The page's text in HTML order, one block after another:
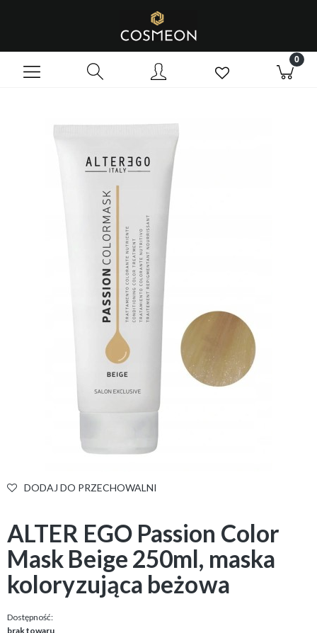
DODAJ DO PRZECHOWALNI
ALTER EGO Passion Color
Mask Beige 250ml, maska
koloryzująca beżowa
Dostępność:
brak towaru